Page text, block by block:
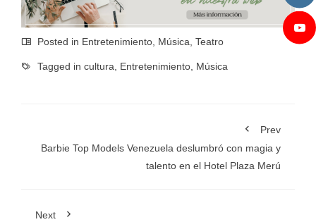
Posted in Entretenimiento Música Teatro
Tagged in cultura Entretenimiento Música
Prev
Barbie Top Models Venezuela deslumbró con magia y
talento en el Hotel Plaza Merú
Next